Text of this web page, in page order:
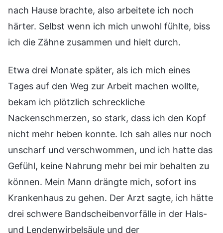
nach Hause brachte, also arbeitete ich noch
härter. Selbst wenn ich mich unwohl fühlte, biss
ich die Zähne zusammen und hielt durch.
Etwa drei Monate später, als ich mich eines
Tages auf den Weg zur Arbeit machen wollte,
bekam ich plötzlich schreckliche
Nackenschmerzen, so stark, dass ich den Kopf
nicht mehr heben konnte. Ich sah alles nur noch
unscharf und verschwommen, und ich hatte das
Gefühl, keine Nahrung mehr bei mir behalten zu
können. Mein Mann drängte mich, sofort ins
Krankenhaus zu gehen. Der Arzt sagte, ich hätte
drei schwere Bandscheibenvorfälle in der Hals-
und Lendenwirbelsäule und der